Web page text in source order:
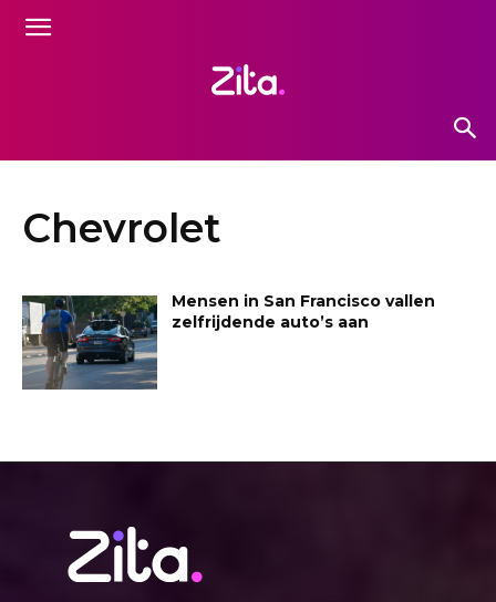
Chevrolet
Mensen in San Francisco vallen
zelfrijdende auto’s aan